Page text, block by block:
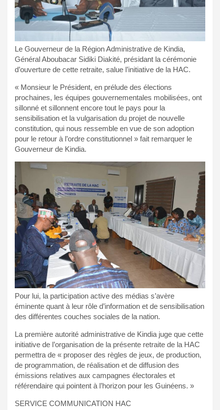
Le Gouverneur de la Région Administrative de Kindia,
Général Aboubacar Sidiki Diakité, présidant la cérémonie
d’ouverture de cette retraite, salue l’initiative de la HAC.
« Monsieur le Président, en prélude des élections
prochaines, les équipes gouvernementales mobilisées, ont
sillonné et sillonnent encore tout le pays pour la
sensibilisation et la vulgarisation du projet de nouvelle
constitution, qui nous ressemble en vue de son adoption
pour le retour à l’ordre constitutionnel » fait remarquer le
Gouverneur de Kindia.
Pour lui, la participation active des médias s’avère
éminente quant à leur rôle d’information et de sensibilisation
des différentes couches sociales de la nation.
La première autorité administrative de Kindia juge que cette
initiative de l’organisation de la présente retraite de la HAC
permettra de « proposer des règles de jeux, de production,
de programmation, de réalisation et de diffusion des
émissions relatives aux campagnes électorales et
référendaire qui pointent à l’horizon pour les Guinéens. »
SERVICE COMMUNICATION HAC